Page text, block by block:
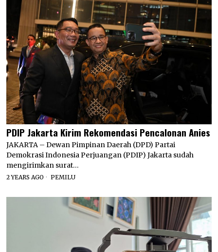
PDIP Jakarta Kirim Rekomendasi Pencalonan Anies
JAKARTA – Dewan Pimpinan Daerah (DPD) Partai
Demokrasi Indonesia Perjuangan (PDIP) Jakarta sudah
mengirimkan surat…
2 YEARS AGO PEMILU